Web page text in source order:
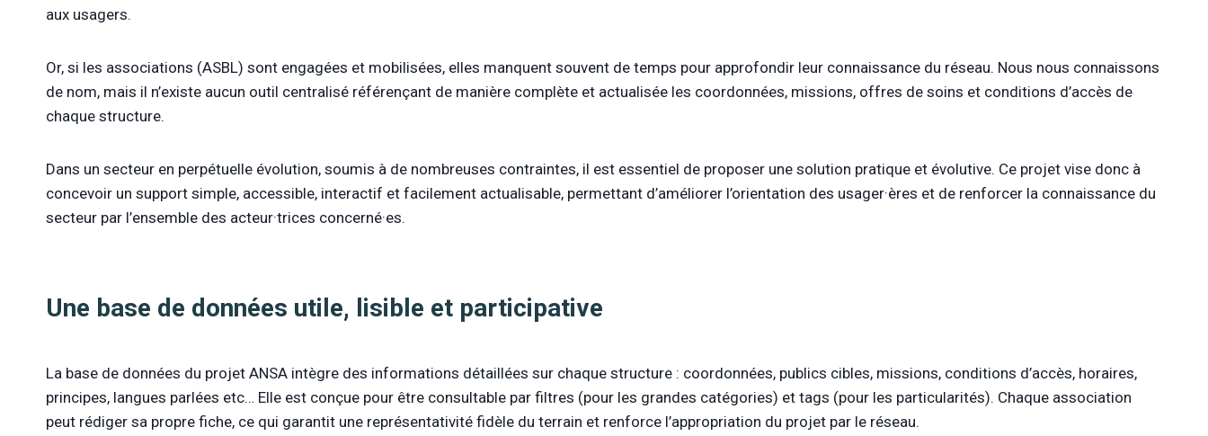
aux usagers.
Or, si les associations (ASBL) sont engagées et mobilisées, elles manquent souvent de temps pour approfondir leur connaissance du réseau. Nous nous connaissons
de nom, mais il n’existe aucun outil centralisé référençant de manière complète et actualisée les coordonnées, missions, offres de soins et conditions d’accès de
chaque structure.
Dans un secteur en perpétuelle évolution, soumis à de nombreuses contraintes, il est essentiel de proposer une solution pratique et évolutive. Ce projet vise donc à
concevoir un support simple, accessible, interactif et facilement actualisable, permettant d’améliorer l’orientation des usager·ères et de renforcer la connaissance du
secteur par l’ensemble des acteur·trices concerné·es.
Une base de données utile, lisible et participative
La base de données du projet ANSA intègre des informations détaillées sur chaque structure : coordonnées, publics cibles, missions, conditions d’accès, horaires,
principes, langues parlées etc… Elle est conçue pour être consultable par filtres (pour les grandes catégories) et tags (pour les particularités). Chaque association
peut rédiger sa propre fiche, ce qui garantit une représentativité fidèle du terrain et renforce l’appropriation du projet par le réseau.